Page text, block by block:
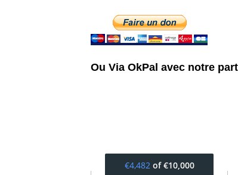
Ou Via OkPal avec notre